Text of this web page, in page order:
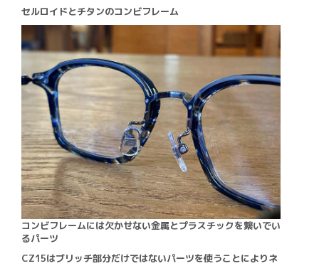
セルロイドとチタンのコンビフレーム
コンビフレームには欠かせない金属とプラスチックを繋いでい
るパーツ
CZ15はブリッチ部分だけではないパーツを使うことによりネ